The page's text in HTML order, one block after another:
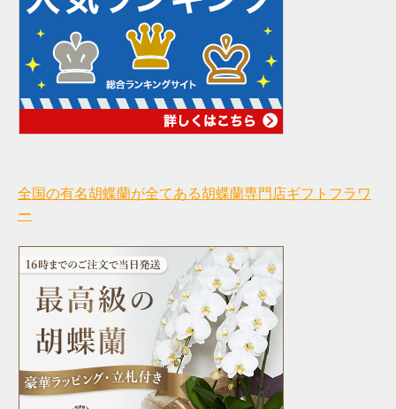
全国の有名胡蝶蘭が全てある胡蝶蘭専門店ギフトフラワ
ー